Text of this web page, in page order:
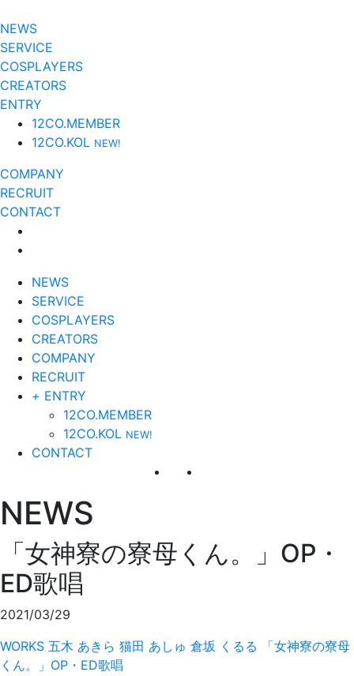
NEWS
SERVICE
COSPLAYERS
CREATORS
ENTRY
12CO.MEMBER
12CO.KOL NEW!
COMPANY
RECRUIT
CONTACT
NEWS
SERVICE
COSPLAYERS
CREATORS
COMPANY
RECRUIT
+ ENTRY
12CO.MEMBER
12CO.KOL NEW!
CONTACT
NEWS
「女神寮の寮母くん。」OP・
ED歌唱
2021/03/29
WORKS 五木 あきら 猫田 あしゅ 倉坂 くるる
「女神寮の寮母
くん。」OP・ED歌唱